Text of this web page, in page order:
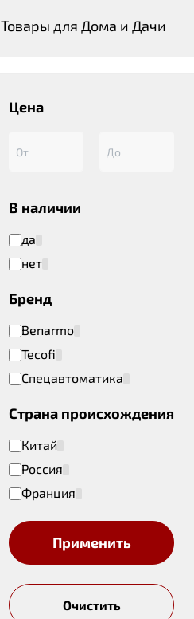
Товары для Дома и Дачи
Цена
В наличии
да
нет
Бренд
Benarmo
Tecofi
Спецавтоматика
Страна происхождения
Китай
Россия
Франция